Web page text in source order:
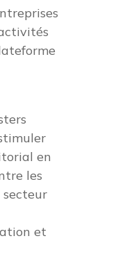
en
les
secteur
et